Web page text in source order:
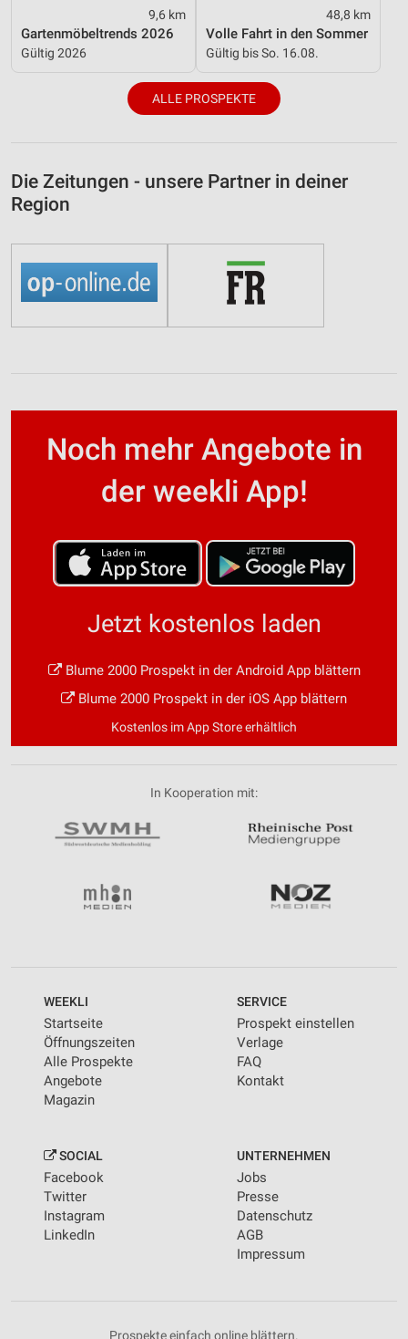
9,6 km
Gartenmöbeltrends 2026
Gültig 2026
48,8 km
Volle Fahrt in den Sommer
Gültig bis So. 16.08.
ALLE PROSPEKTE
Die Zeitungen - unsere Partner in deiner
Region
Noch mehr Angebote in
der weekli App!
Jetzt kostenlos laden
Blume 2000 Prospekt in der Android App blättern
Blume 2000 Prospekt in der iOS App blättern
Kostenlos im App Store erhältlich
In Kooperation mit:
WEEKLI
Startseite
Öffnungszeiten
Alle Prospekte
Angebote
Magazin
SERVICE
Prospekt einstellen
Verlage
FAQ
Kontakt
SOCIAL
Facebook
Twitter
Instagram
LinkedIn
UNTERNEHMEN
Jobs
Presse
Datenschutz
AGB
Impressum
Prospekte einfach online blättern.